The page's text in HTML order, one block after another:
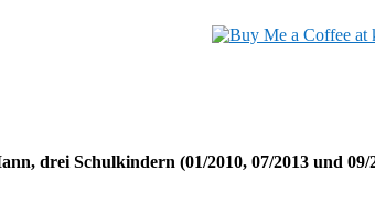
drei Schulkindern (01/2010, 07/2013 und 09/